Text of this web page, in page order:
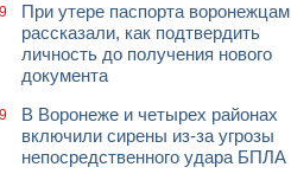
При утере паспорта воронежцам
рассказали, как подтвердить
личность до получения нового
документа
В Воронеже и четырех районах
включили сирены из-за угрозы
непосредственного удара БПЛА